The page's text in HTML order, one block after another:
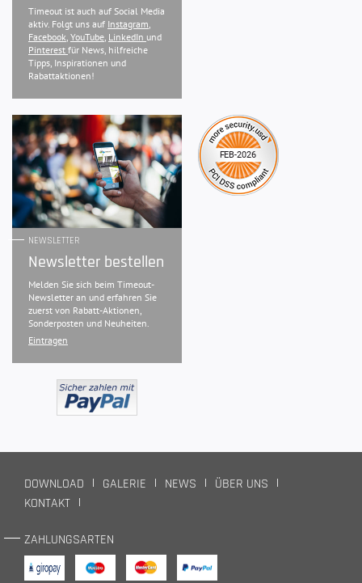
Timeout ist auch auf Social Media
aktiv. Folgt uns auf Instagram
Facebook YouTube LinkedIn und
Pinterest für News, hilfreiche
Tipps, Inspirationen und
Rabattaktionen!
NEWSLETTER
Newsletter bestellen
Melden Sie sich beim Timeout-
Newsletter an und erfahren Sie
zuerst von Rabatt-Aktionen,
Sonderposten und Neuheiten.
Eintragen
DOWNLOAD GALERIE NEWS
ÜBER UNS
KONTAKT
ZAHLUNGSARTEN